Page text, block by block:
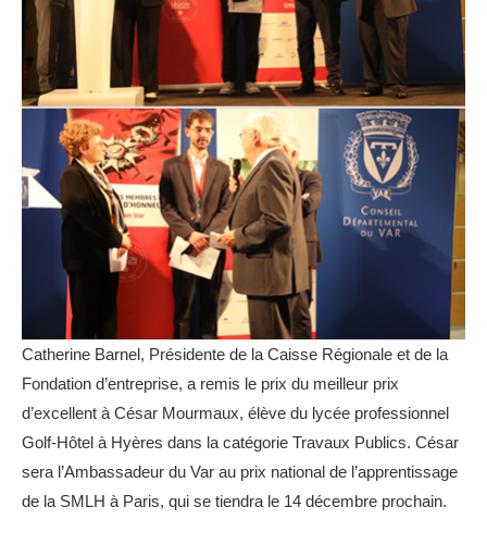
Catherine Barnel, Présidente de la Caisse Régionale et de la
Fondation d’entreprise, a remis le prix du meilleur prix
d’excellent à César Mourmaux, élève du lycée professionnel
Golf-Hôtel à Hyères dans la catégorie Travaux Publics. César
sera l’Ambassadeur du Var au prix national de l’apprentissage
de la SMLH à Paris, qui se tiendra le 14 décembre prochain.